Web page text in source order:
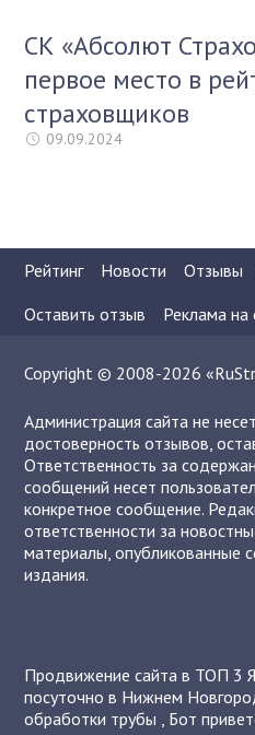
СК «Абсолют
первое место в
страховщиков
09.09.2024
Рейтинг Новости Отзывы
Оставить отзыв
Реклама на
Copyright © 2008-2026
Администрация сайта не
достоверность отзывов,
Ответственность за
сообщений несет
конкретное сообщение.
ответственности за
материалы, опубликованные
издания.
Продвижение сайта в ТОП 3
посуточно в Нижнем
обработки трубы , Бот